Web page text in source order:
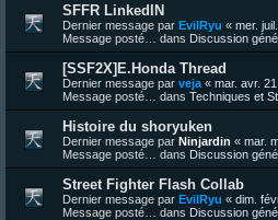
SFFR LinkedIN
Dernier message par EvilRyu « mer.
Message posté… dans Discussion
[SSF2X]E.Honda Thread
Dernier message par veja « mar. avr.
Message posté… dans Techniques et
Histoire du shoryuken
Dernier message par Ninjardin « mar.
Message posté… dans Discussion
Street Fighter Flash Collab
Dernier message par EvilRyu « dim.
Message posté… dans Discussion